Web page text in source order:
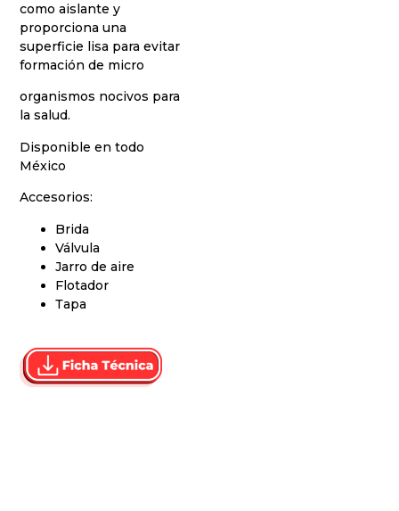
como aislante y
proporciona una
superficie lisa para evitar
formación de micro
organismos nocivos para
la salud.
Disponible en todo
México
Accesorios:
Brida
Válvula
Jarro de aire
Flotador
Тара